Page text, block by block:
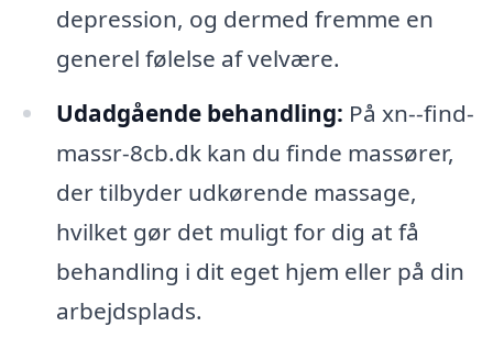
depression, og dermed fremme en
generel følelse af velvære.
Udadgående behandling: På xn--find-
massr-8cb.dk kan du finde massører,
der tilbyder udkørende massage,
hvilket gør det muligt for dig at få
behandling i dit eget hjem eller på din
arbejdsplads.